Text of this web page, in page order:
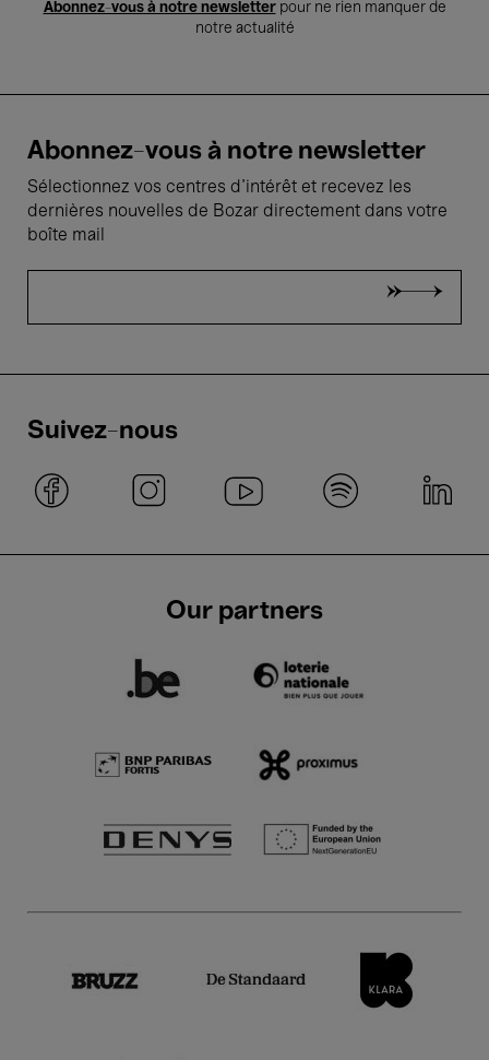
Abonnez-vous à notre newsletterpour ne rien manquer de
notre actualité
Abonnez-vous à notre newsletter
Sélectionnez vos centres d'intérêt et recevez les
dernières nouvelles de Bozar directement dans votre
boîte mail
Suivez-nous
Our partners